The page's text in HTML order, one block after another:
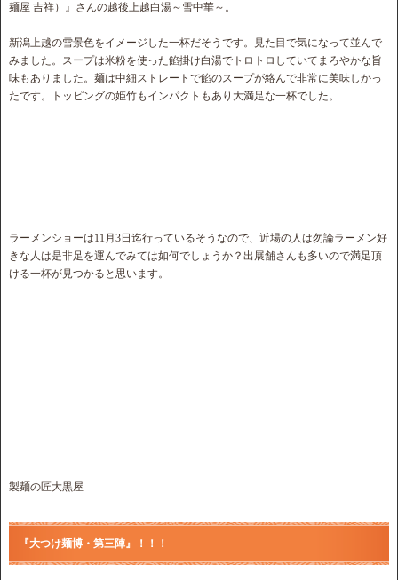
麺屋 吉祥）』さんの越後上越白湯～雪中華～。
新潟上越の雪景色をイメージした一杯だそうです。見た目で気になって並んで
みました。スープは米粉を使った餡掛け白湯でトロトロしていてまろやかな旨
味もありました。麺は中細ストレートで餡のスープが絡んで非常に美味しかっ
たです。トッピングの姫竹もインパクトもあり大満足な一杯でした。
ラーメンショーは11月3日迄行っているそうなので、近場の人は勿論ラーメン好
きな人は是非足を運んでみては如何でしょうか？出展舗さんも多いので満足頂
ける一杯が見つかると思います。
製麺の匠大黒屋
『大つけ麺博・第三陣』！！！